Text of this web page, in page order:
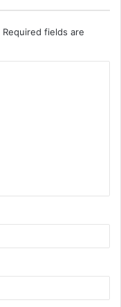
Required fields are